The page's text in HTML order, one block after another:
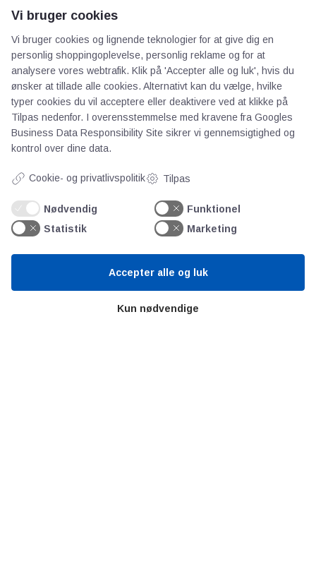
Priser
Persondata
Videncentre
Teknologisk Institut
Bitva
Videncentre
Forkortelser
Ståbi
Alltomteknikindustrin
Vi bruger cookies
Vi bruger cookies og lignende teknologier for at give dig en
personlig shoppingoplevelse, personlig reklame og for at
analysere vores webtrafik. Klik på 'Accepter alle og luk', hvis du
ønsker at tillade alle cookies. Alternativt kan du vælge, hvilke
typer cookies du vil acceptere eller deaktivere ved at klikke på
Tilpas nedenfor. I overensstemmelse med kravene fra Googles
Business Data Responsibility Site sikrer vi gennemsigtighed og
kontrol over dine data.
Cookie- og privatlivspolitik Tilpas
Nødvendig
Funktionel
Statistik
Marketing
Kun nødvendige
Accepter alle og luk